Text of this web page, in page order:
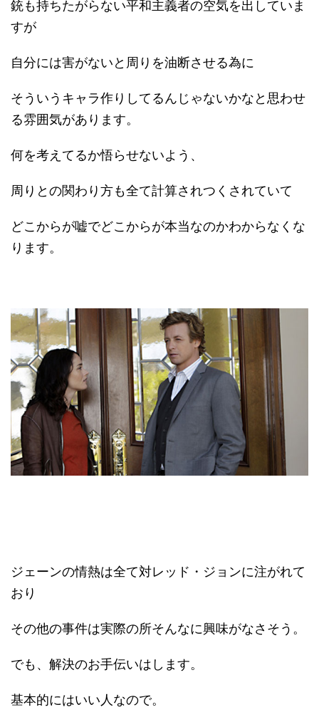
銃も持ちたがらない平和主義者の空気を出していま
すが
自分には害がないと周りを油断させる為に
そういうキャラ作りしてるんじゃないかなと思わせ
る雰囲気があります。
何を考えてるか悟らせないよう、
周りとの関わり方も全て計算されつくされていて
どこからが嘘でどこからが本当なのかわからなくな
ります。
ジェーンの情熱は全て対レッド・ジョンに注がれて
おり
その他の事件は実際の所そんなに興味がなさそう。
でも、解決のお手伝いはします。
基本的にはいい人なので。